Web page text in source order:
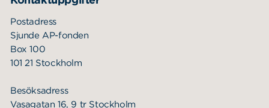
Postadress
Sjunde AP-fonden
Box 100
101 21 Stockholm
Besöksadress
Vasagatan 16, 9 tr Stockholm